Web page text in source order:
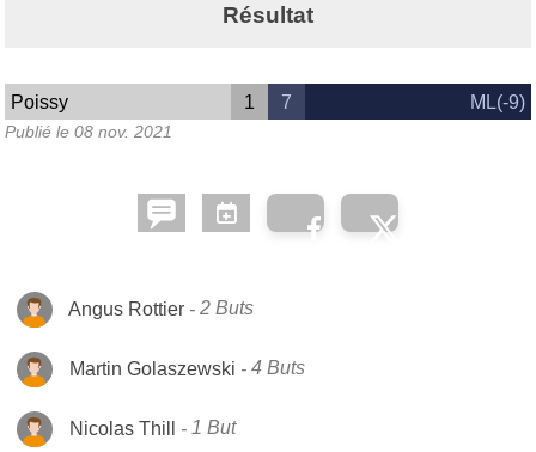
Résultat
Poissy 1 7 ML(-9)
Publié le 08 nov. 2021
Angus Rottier 2 Buts
Martin Golaszewski 4 Buts
Nicolas Thill 1 But